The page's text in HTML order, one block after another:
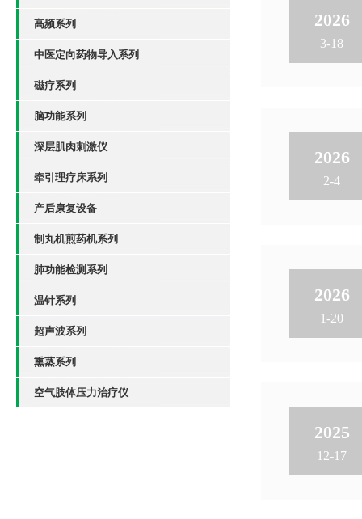
高频系列
中医定向药物导入系列
磁疗系列
脑功能系列
深层肌肉刺激仪
牵引理疗床系列
产后康复设备
制丸机煎药机系列
肺功能检测系列
温针系列
超声波系列
熏蒸系列
空气肢体压力治疗仪
2026
3-18
2026
2-4
2026
1-20
2025
12-17